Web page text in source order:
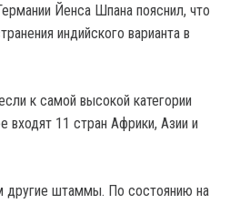
Йенса Шпана пояснил, что
индийского варианта в
к самой высокой категории
входят 11 стран Африки, Азии и
другие штаммы. По состоянию на